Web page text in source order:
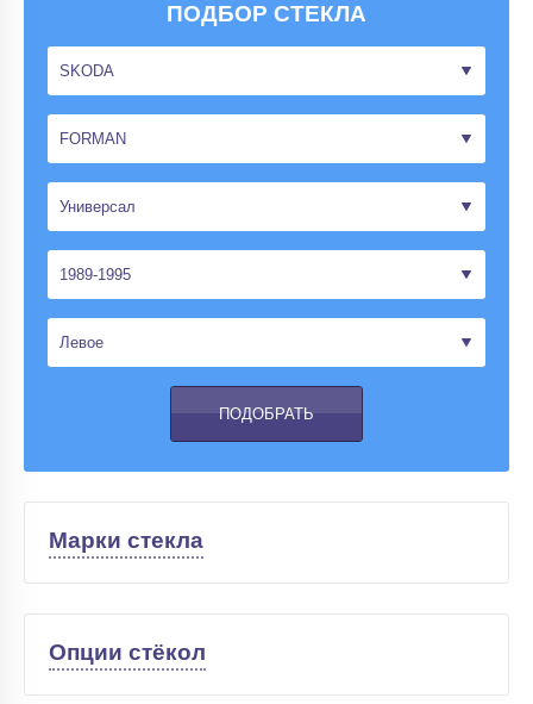
ПОДБОР СТЕКЛА
Марки стекла
Опции стёкол